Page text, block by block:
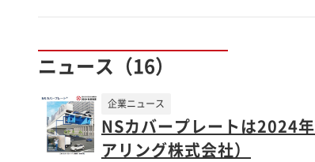
ニュース（16）
NSカバープレートは2024
アリング株式会社）
企業ニュース